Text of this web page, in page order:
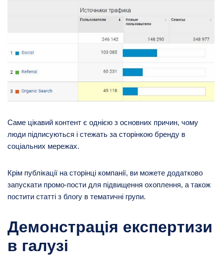
Саме цікавий контент є однією з основних причин, чому
люди підписуються і стежать за сторінкою бренду в
соціальних мережах.
Крім публікації на сторінці компанії, ви можете додатково
запускати промо-пости для підвищення охоплення, а також
постити статті з блогу в тематичні групи.
Демонстрація експертизи
в галузі